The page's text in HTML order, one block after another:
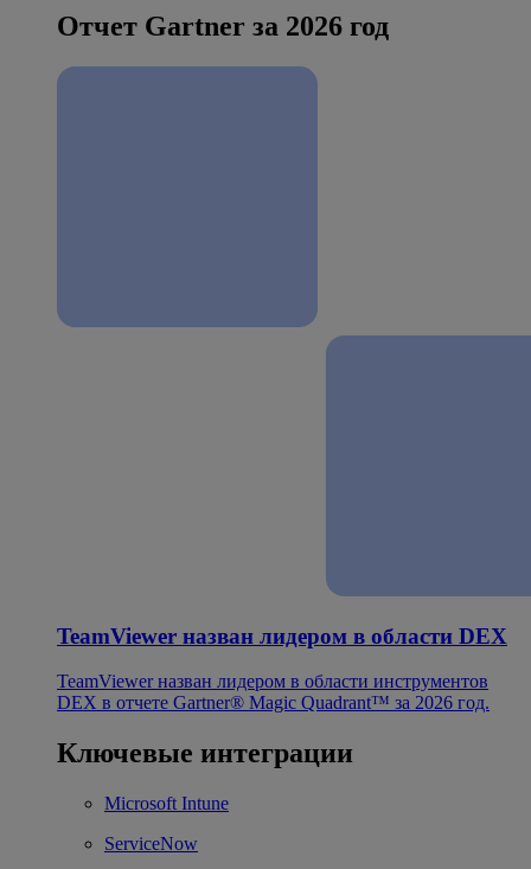
Отчет Gartner за 2026 год
TeamViewer назван лидером в области DEX
TeamViewer назван лидером в области инструментов
DEX в отчете Gartner® Magic Quadrant™ за 2026 год.
Ключевые интеграции
Microsoft Intune
ServiceNow